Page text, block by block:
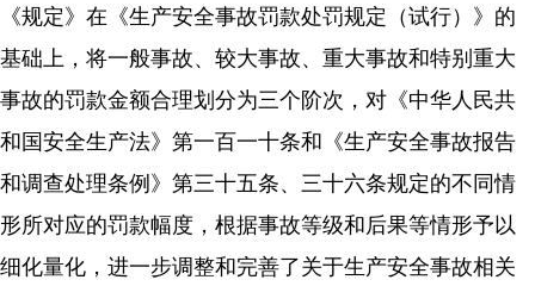
《规定》在《生产安全事故罚款处罚规定（试行）》的
基础上，将一般事故、较大事故、重大事故和特别重大
事故的罚款金额合理划分为三个阶次，对《中华人民共
和国安全生产法》第一百一十条和《生产安全事故报告
和调查处理条例》第三十五条、三十六条规定的不同情
形所对应的罚款幅度，根据事故等级和后果等情形予以
细化量化，进一步调整和完善了关于生产安全事故相关